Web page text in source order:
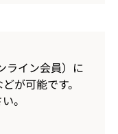
ライン会員）に
が可能です。
。